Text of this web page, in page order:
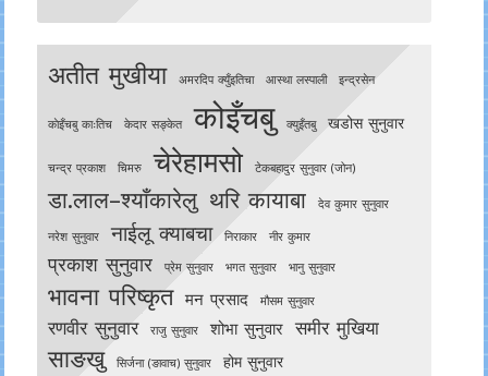
अतीत मुखीया अमरदिप क्युँइतिचा आस्था लस्पाली इन्द्रसेन
काेइँचबु काःतिच केदार सङ्केत कोइँचबु क्युइँतबु खडोस सुनुवार
चन्द्र प्रकाश चिमरु चेरेहामसो टेकबहादुर सुनुवार (जोन)
डा.लाल–श्याँकारेलु थरि कायाबा देव कुमार सुनुवार
नरेश सुनुवार नाईलू क्याबचा निराकार नीर कुमार
प्रकाश सुनुवार प्रेम सुनुवार भगत सुनुवार भानु सुनुवार
भावना परिष्कृत मन प्रसाद मौसम सुनुवार
रणवीर सुनुवार राजु सुनुवार शोभा सुनुवार समीर मुखिया
साङखु सिर्जना (ङावाच) सुनुवार होम सुनुवार